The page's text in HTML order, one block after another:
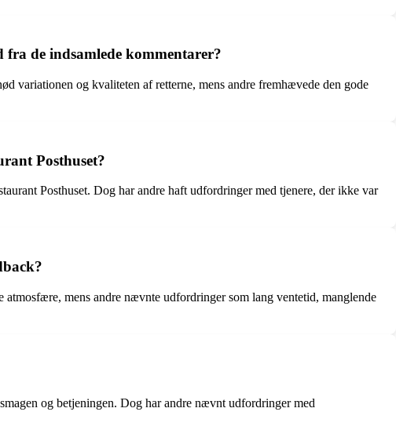
de indsamlede kommentarer?
variationen og kvaliteten af retterne, mens andre fremhævede den gode
Posthuset?
Posthuset. Dog har andre haft udfordringer med tjenere, der ikke var
mens andre nævnte udfordringer som lang ventetid, manglende
og betjeningen. Dog har andre nævnt udfordringer med